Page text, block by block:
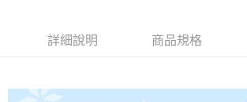
付款後全家取貨
7-11取貨付款
詳細說明 商品規格